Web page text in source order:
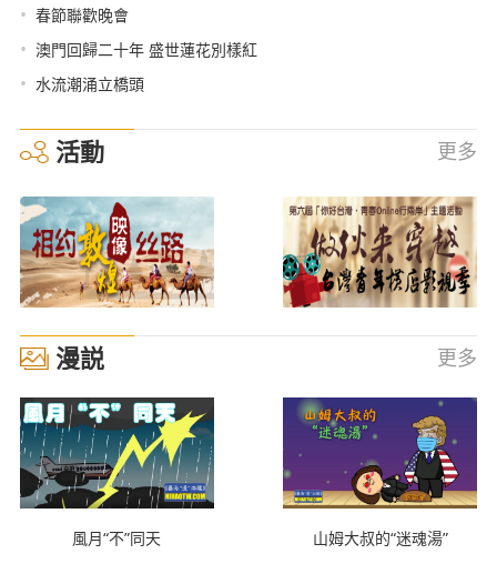
• 春節聯歡晚會
• 澳門回歸二十年 盛世蓮花別樣紅
• 水流潮涌立橋頭
活動 更多
漫説 更多
風月“不”同天 山姆大叔的“迷魂湯”